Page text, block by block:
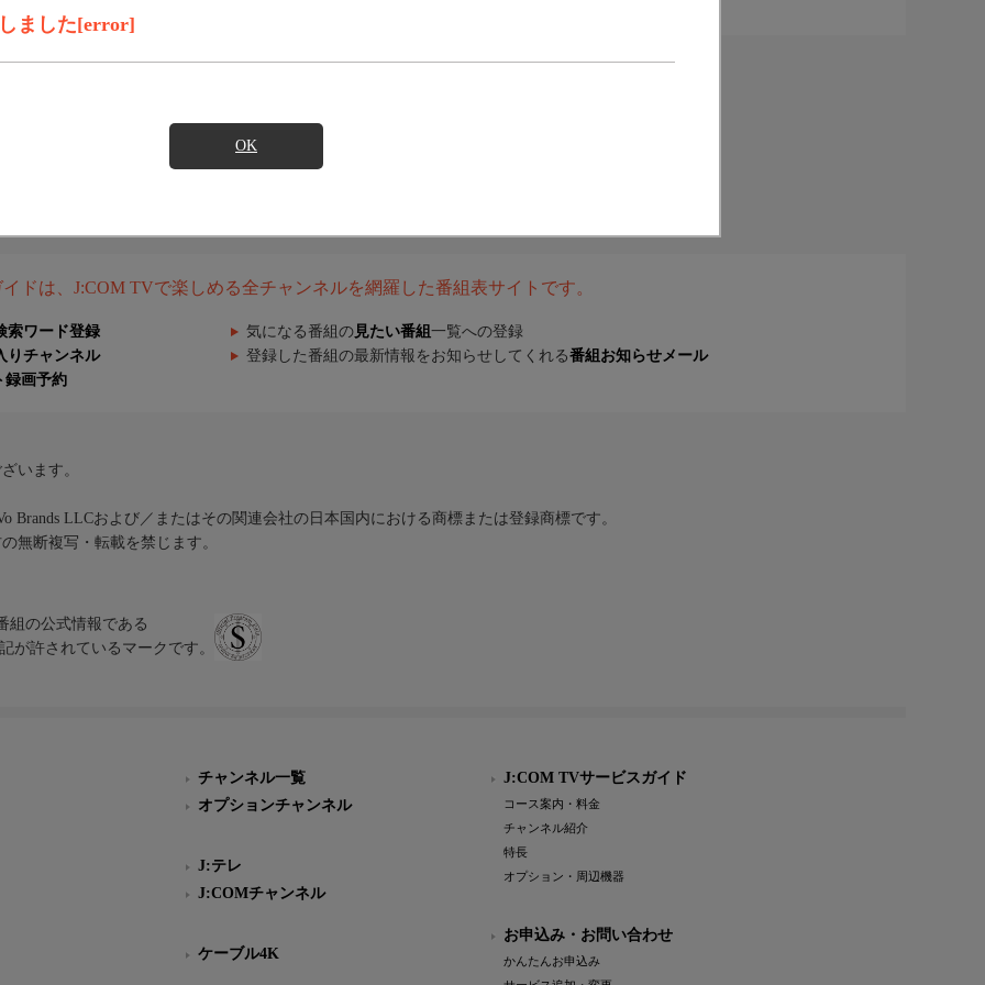
ました[error]
OK
ドは、J:COM TVで楽しめる全チャンネルを網羅した番組表サイトです。
索ワード登録 気になる番組の 見たい番組 一覧への登録
りチャンネル
登録した番組の最新情報をお知らせしてくれる番組お知らせメール
録画予約
います。
Brands LLCおよび／またはその関連会社の日本国内における商標または登録商標です。
無断複写・転載を禁じます。
組の公式情報である
が許されているマークです。
チャンネル一覧
オプションチャンネル
J:テレ
J:COMチャンネル
ケーブル4K
J:COM TVサービスガイド
コース案内・料金
チャンネル紹介
特長
オプション・周辺機器
お申込み・お問い合わせ
かんたんお申込み